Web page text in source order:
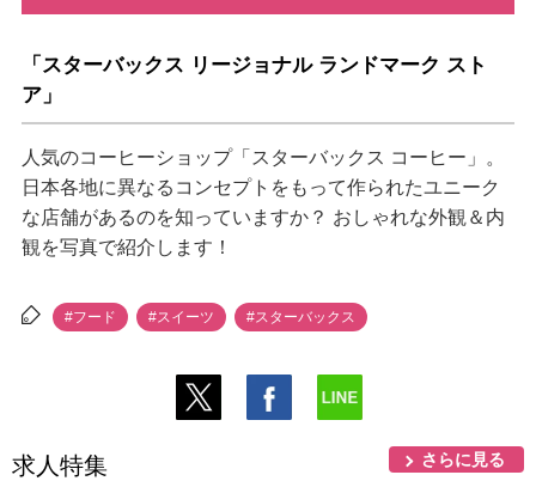
「スターバックス リージョナル ランドマーク スト
ア」
人気のコーヒーショップ「スターバックス コーヒー」。
日本各地に異なるコンセプトをもって作られたユニーク
な店舗があるのを知っていますか？ おしゃれな外観＆内
観を写真で紹介します！
#フード #スイーツ #スターバックス
求人特集 さらに見る